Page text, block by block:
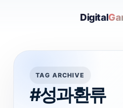
Digital
TAG ARCHIVE
#성과환류